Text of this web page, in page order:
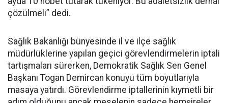
çözülmeli” dedi.
Sağlık Bakanlığı bünyesinde il ve ilçe sağlık
müdürlüklerine yapılan geçici görevlendirmelerin iptali
tartışmaları sürerken, Demokratik Sağlık Sen Genel
Başkanı Togan Demircan konuyu tüm boyutlarıyla
masaya yatırdı. Görevlendirme iptallerinin kıymetli bir